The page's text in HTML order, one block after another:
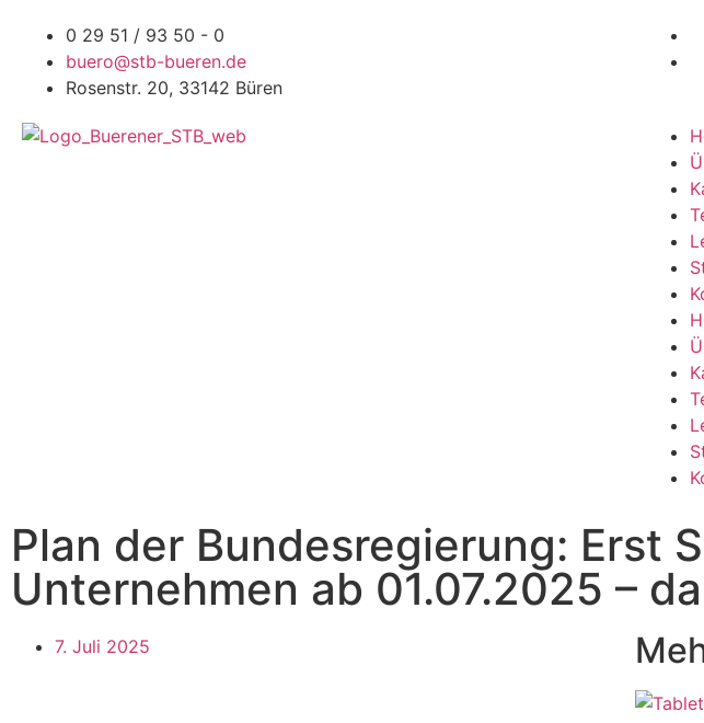
0 29 51 / 93 50 - 0
buero@stb-bueren.de
Rosenstr. 20, 33142 Büren
Plan der Bundesregierung: Erst
Unternehmen ab 01.07.2025 –
7. Juli 2025